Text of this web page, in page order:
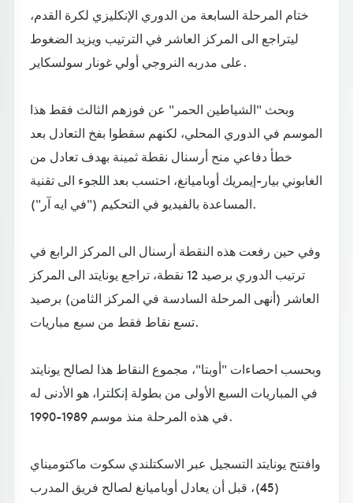
ختام المرحلة السابعة من الدوري الإنكليزي لكرة القدم،
ليتراجع الى المركز العاشر في الترتيب ويزيد الضغوط
على مدربه النروجي أولي غونار سولسكاير.
وبحث "الشياطين الحمر" عن فوزهم الثالث فقط هذا
الموسم في الدوري المحلي، لكنهم سقطوا بفخ التعادل بعد
خطأ دفاعي منح أرسنال نقطة ثمينة بهدف تعادل من
الغابوني بيار-إيمريك أوباميانغ، احتسب بعد اللجوء الى تقنية
المساعدة بالفيديو في التحكيم ("في ايه آر").
وفي حين رفعت هذه النقطة أرسنال الى المركز الرابع في
ترتيب الدوري برصيد 12 نقطة، تراجع يونايتد الى المركز
العاشر (أنهى المرحلة السادسة في المركز الثامن) برصيد
تسع نقاط فقط من سبع مباريات.
وبحسب احصاءات "أوبتا"، مجموع النقاط هذا لصالح يونايتد
في المباريات السبع الأولى من بطولة إنكلترا، هو الأدنى له
في هذه المرحلة منذ موسم 1989-1990.
وافتتح يونايتد التسجيل عبر الاسكتلندي سكوت ماكتوميناي
(45)، قبل أن يعادل أوباميانغ لصالح فريق المدرب